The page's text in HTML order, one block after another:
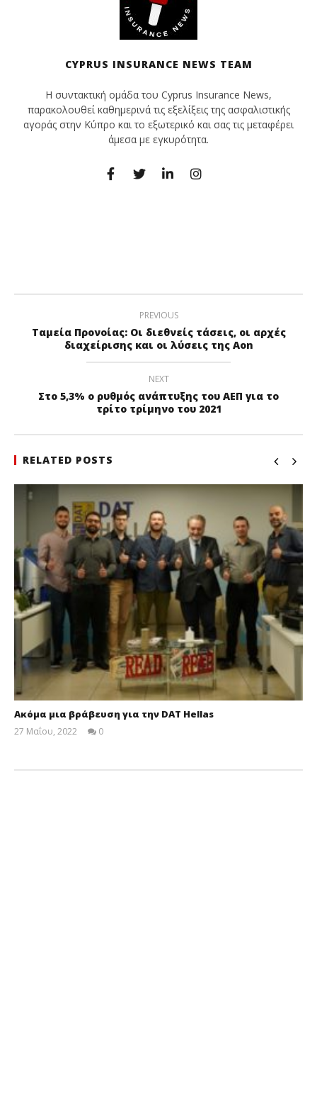
CYPRUS INSURANCE NEWS TEAM
Η συντακτική ομάδα του Cyprus Insurance News,
παρακολουθεί καθημερινά τις εξελίξεις της ασφαλιστικής
αγοράς στην Κύπρο και το εξωτερικό και σας τις μεταφέρει
άμεσα με εγκυρότητα.
PREVIOUS
Ταμεία Προνοίας: Οι διεθνείς τάσεις, οι αρχές
διαχείρισης και οι λύσεις της Aon
NEXT
Στο 5,3% ο ρυθμός ανάπτυξης του ΑΕΠ για το
τρίτο τρίμηνο του 2021
RELATED POSTS
Ακόμα μια βράβευση για την DAT Hellas
27 Μαΐου, 2022
0